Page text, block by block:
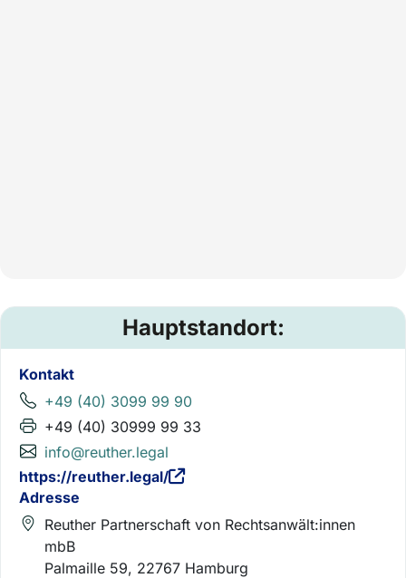
Hauptstandort:
Kontakt
+49 (40) 3099 99 90
+49 (40) 30999 99 33
info@reuther.legal
https://reuther.legal/
Adresse
Reuther Partnerschaft von Rechtsanwält:innen
mbB
Palmaille 59, 22767 Hamburg